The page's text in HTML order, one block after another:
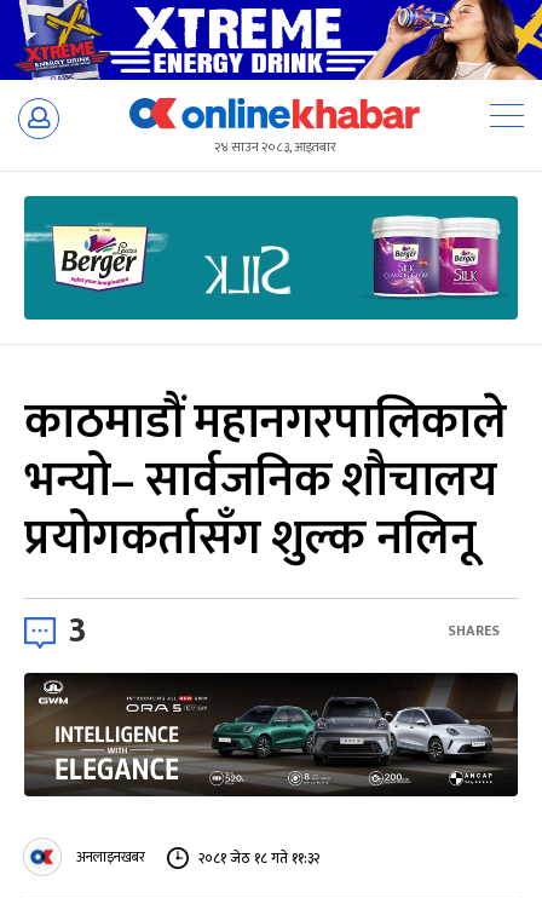
Skip
२४ साउन २०८३, आइतबार
काठमाडौं महानगरपालिकाले
भन्यो– सार्वजनिक शौचालय
प्रयोगकर्तासँग शुल्क नलिनू
3 SHARES
अनलाइनखबर २०८१ जेठ १८ गते ११:३२